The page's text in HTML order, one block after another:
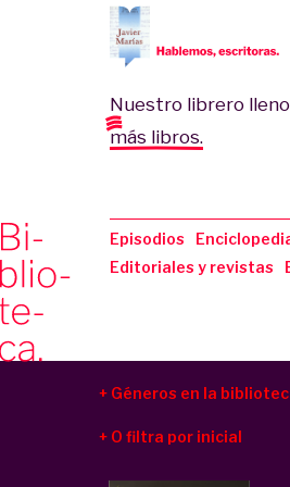
Nuestro librero
más libros.
Episodios
Editoriales y revistas
Géneros en la
O filtra por inicial